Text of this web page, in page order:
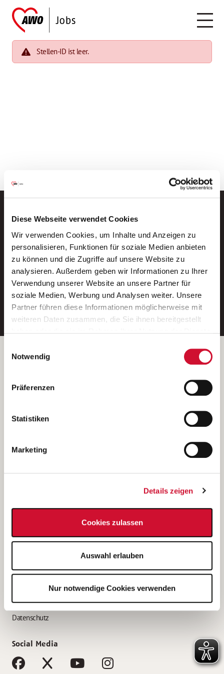
Diese Webseite verwendet Cookies
Wir verwenden Cookies, um Inhalte und Anzeigen zu
personalisieren, Funktionen für soziale Medien anbieten
zu können und die Zugriffe auf unsere Website zu
analysieren. Außerdem geben wir Informationen zu Ihrer
Verwendung unserer Website an unsere Partner für
soziale Medien, Werbung und Analysen weiter. Unsere
Partner führen diese Informationen möglicherweise mit
weiteren Daten zusammen, die Sie ihnen bereitgestellt
Wenn Sie auf „Cookies zulassen“ klicken, so stimmen
Sie der Speicherung sämtlicher Cookies zu. Sie können
Ihre Einwilligung selbstverständlich jederzeit widerrufen,
indem Sie die Cookie-Einstellungen aufrufen und diese
unsererDatenschutzerklärung
Notwendig
Präferenzen
Statistiken
Marketing
Details zeigen
Cookies zulassen
Auswahl erlauben
Nur notwendige Cookies verwenden
Stellen-ID ist leer.
Neue Stellen per E-Mail.
Ein kostenloser Service von AWO
Jobs.
E-Mail-Adresse eintragen
Betreiber der Webseite
Kantstraße 45a
(Ein Tochterunternehmen des AWO Bezirksverbandes Unterfranken
e.V.)
Bewerbung als Altenpflegehelfer*in
Bewerbung als Erzieher*in
AWO Gliederungen nach Bundesland
Impressum
Datenschutz
Social Media